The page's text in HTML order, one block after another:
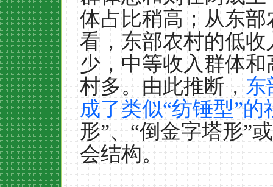
体占比稍高；从东
看，东部农村的低
少，中等收入群体
村多。由此推断，东
成了类似“纺锤型”的
形”、“倒金字塔形”
会结构。